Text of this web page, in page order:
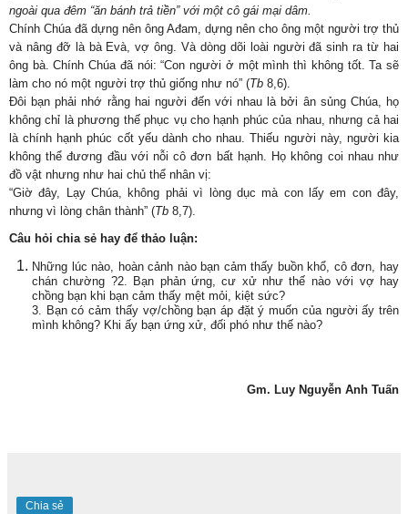
ngoài qua đêm “ăn bánh trả tiền” với một cô gái mại dâm.
Chính Chúa đã dựng nên ông Ađam, dựng nên cho ông một người trợ thủ
và nâng đỡ là bà Evà, vợ ông. Và dòng dõi loài người đã sinh ra từ hai
ông bà. Chính Chúa đã nói: “Con người ở một mình thì không tốt. Ta sẽ
làm cho nó một người trợ thủ giống như nó” (Tb 8,6).
Đôi bạn phải nhớ rằng hai người đến với nhau là bởi ân sủng Chúa, họ
không chỉ là phương thế phục vụ cho hạnh phúc của nhau, nhưng cả hai
là chính hạnh phúc cốt yếu dành cho nhau. Thiếu người này, người kia
không thể đương đầu với nỗi cô đơn bất hạnh. Họ không coi nhau như
đồ vật nhưng như hai chủ thể nhân vị:
“Giờ đây, Lạy Chúa, không phải vì lòng dục mà con lấy em con đây,
nhưng vì lòng chân thành” (Tb 8,7).
Câu hỏi chia sẻ hay để thảo luận:
Những lúc nào, hoàn cảnh nào bạn cảm thấy buồn khổ, cô đơn, hay
chán chường ?2. Bạn phản ứng, cư xử như thế nào với vợ hay
chồng bạn khi bạn cảm thấy mệt mỏi, kiệt sức?
3. Bạn có cảm thấy vợ/chồng bạn áp đặt ý muốn của người ấy trên
mình không? Khi ấy bạn ứng xử, đối phó như thế nào?
Gm. Luy Nguyễn Anh Tuấn
Chia sẻ